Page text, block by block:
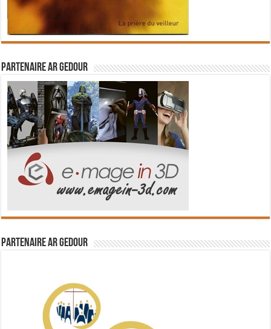
Partenaire Ar Gedour
Partenaire Ar Gedour